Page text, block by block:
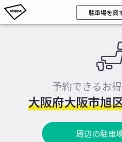
駐車場を貸
予約できるお
大阪府大阪市旭
周辺の駐車